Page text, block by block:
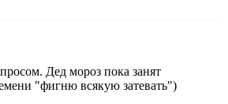
Дед мороз пока занят
"фигню всякую затевать")